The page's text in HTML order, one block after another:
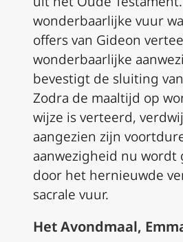
wonderbaarlijke vuur
offers van Gideon
wonderbaarlijke
bevestigt de sluiting
Zodra de maaltijd op
wijze is verteerd,
aangezien zijn
aanwezigheid nu wordt
door het hernieuwde
sacrale vuur.
Het Avondmaal,